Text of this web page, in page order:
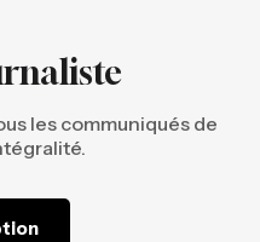
les communiqués de